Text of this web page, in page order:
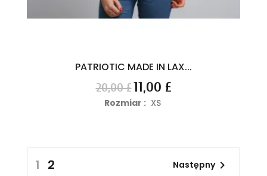
PATRIOTIC MADE IN LAX...
Cena
podstawowa
20,00 £Cena
11,00 £
Rozmiar : XS
1 2 Następny